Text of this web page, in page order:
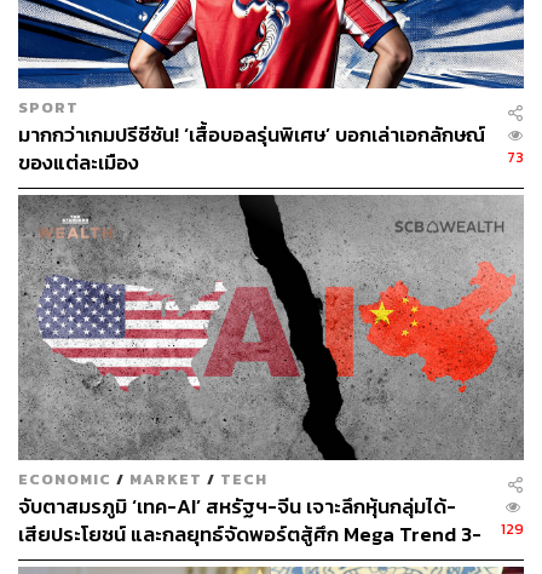
SPORT
มากกว่าเกมปรีซีซัน! ‘เสื้อบอลรุ่นพิเศษ’ บอกเล่าเอกลักษณ์
ของแต่ละเมือง
73
ECONOMIC / MARKET / TECH
จับตาสมรภูมิ ‘เทค-AI’ สหรัฐฯ-จีน เจาะลึกหุ้นกลุ่มได้-
เสียประโยชน์ และกลยุทธ์จัดพอร์ตสู้ศึก Mega Trend 3-
5 ปีข้างหน้า
129